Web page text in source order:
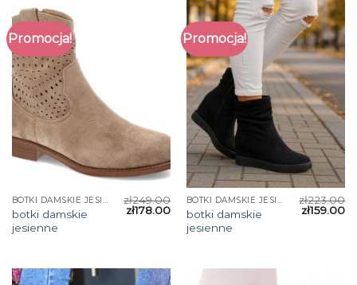
Promocja!
BOTKI DAMSKIE JESIENNE
botki damskie
jesienne
zł249.00
zł178.00
Promocja!
BOTKI DAMSKIE JESIENNE
botki damskie
jesienne
zł223.00
zł159.00